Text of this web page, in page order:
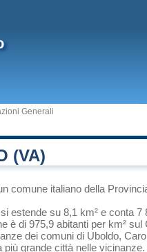
Generali
(VA)
comune italiano della
estende su 8,1 km² e conta
è di 975,9 abitanti per km² sul
dei comuni di Uboldo,
più grande città nelle vicinanze.